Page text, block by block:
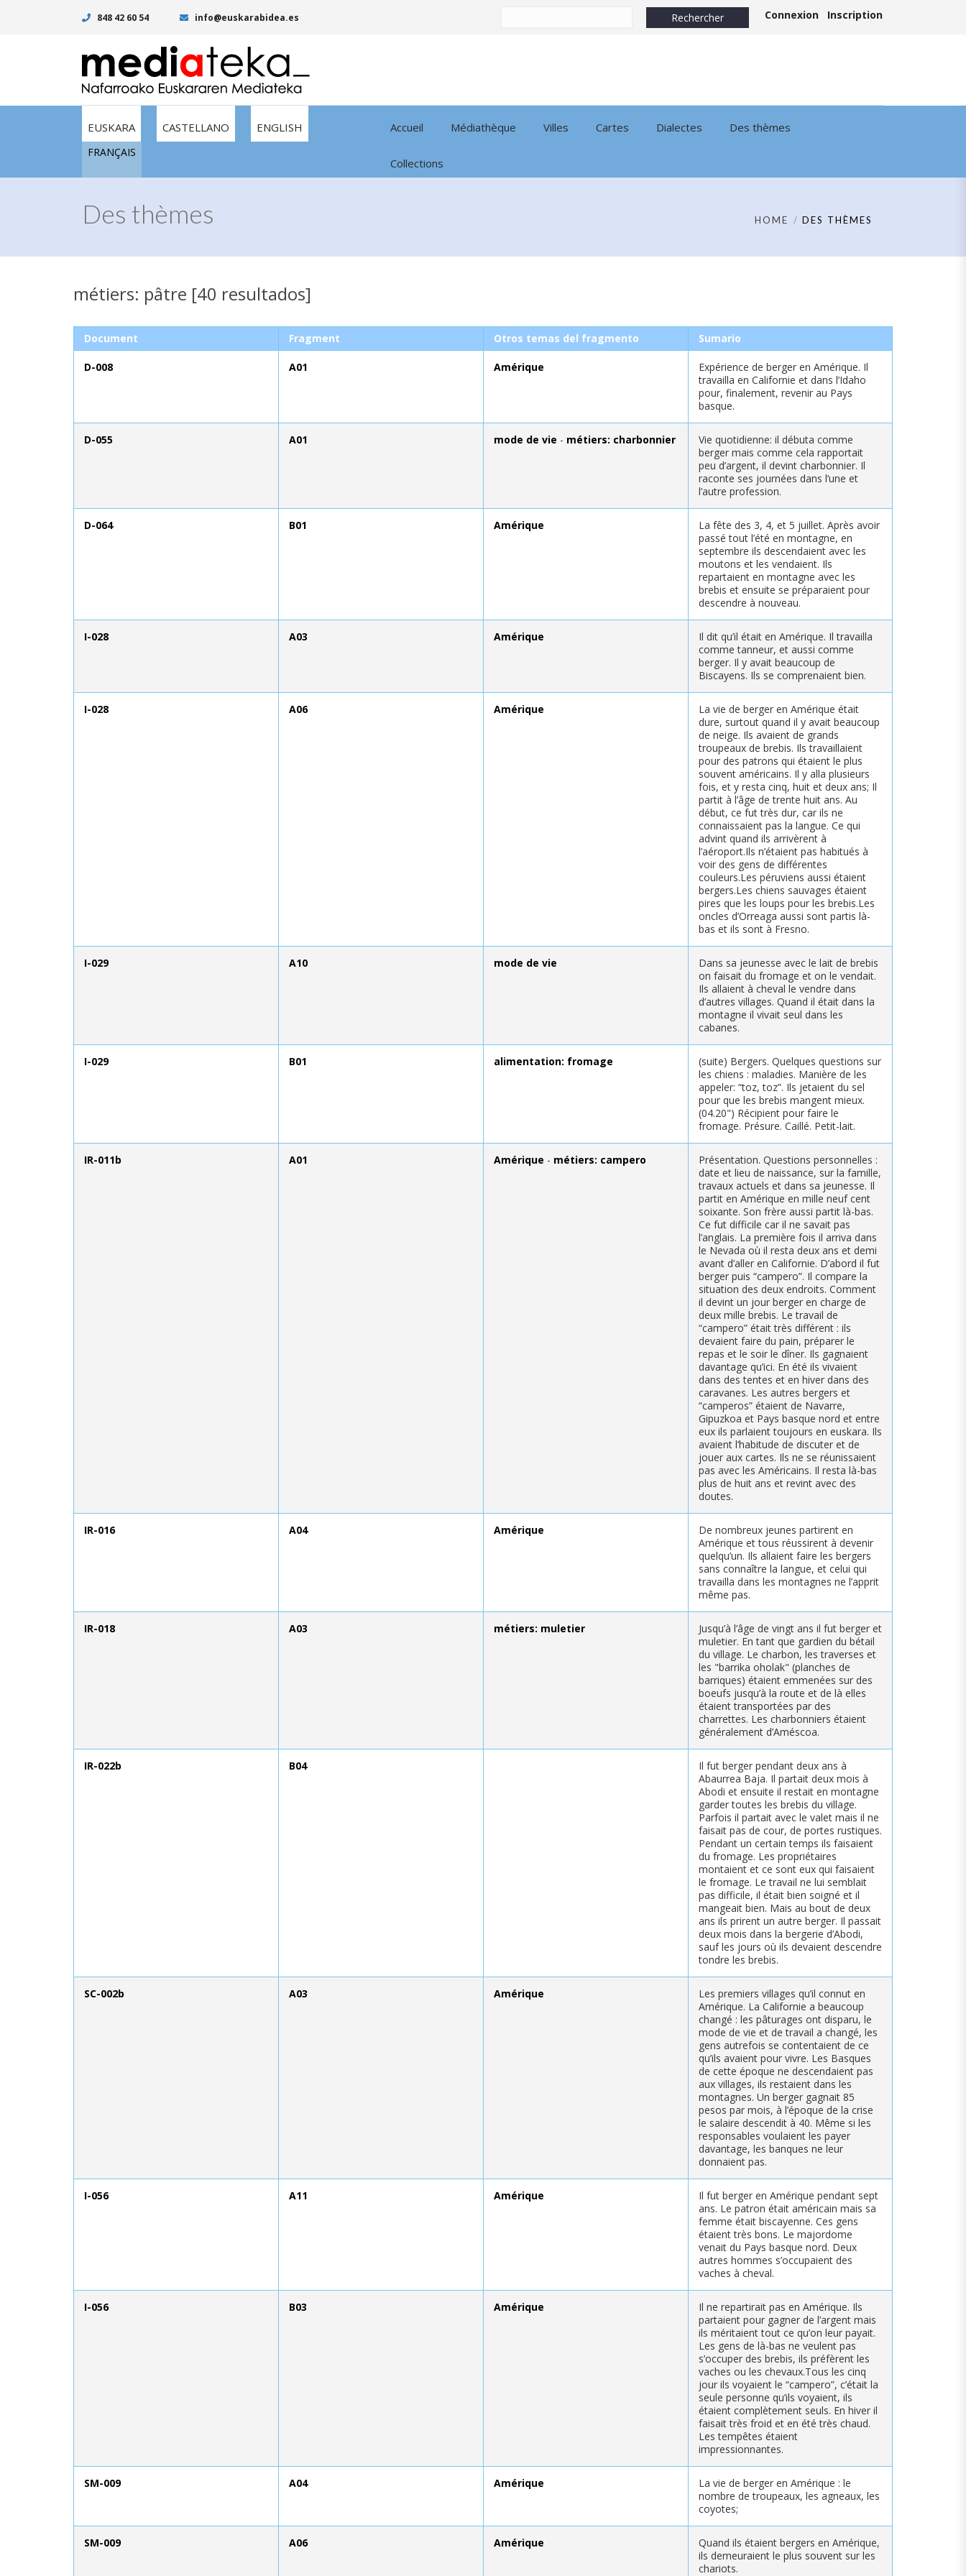
848 42 60 54 info@euskarabidea.es Connexion Inscription
EUSKARA CASTELLANO ENGLISH
FRANÇAIS
Accueil Médiathèque Villes Cartes Dialectes Des thèmes
Collections
Des thèmes HOME DES THÈMES
métiers: pâtre [40 resultados]
Document Fragment Otros temas del fragmento Sumario
D-008 A01 Amérique
Expérience de berger en Amérique. Il
travailla en Californie et dans l’Idaho
pour, finalement, revenir au Pays
basque.
D-055 A01 mode de vie - métiers: charbonnier
Vie quotidienne: il débuta comme
berger mais comme cela rapportait
peu d’argent, il devint charbonnier. Il
raconte ses journées dans l’une et
l’autre profession.
D-064 B01 Amérique
La fête des 3, 4, et 5 juillet. Après avoir
passé tout l’été en montagne, en
septembre ils descendaient avec les
moutons et les vendaient. Ils
repartaient en montagne avec les
brebis et ensuite se préparaient pour
descendre à nouveau.
I-028 A03 Amérique
Il dit qu’il était en Amérique. Il travailla
comme tanneur, et aussi comme
berger. Il y avait beaucoup de
Biscayens. Ils se comprenaient bien.
I-028 A06 Amérique
La vie de berger en Amérique était
dure, surtout quand il y avait beaucoup
de neige. Ils avaient de grands
troupeaux de brebis. Ils travaillaient
pour des patrons qui étaient le plus
souvent américains. Il y alla plusieurs
fois, et y resta cinq, huit et deux ans; Il
partit à l’âge de trente huit ans. Au
début, ce fut très dur, car ils ne
connaissaient pas la langue. Ce qui
advint quand ils arrivèrent à
l’aéroport.Ils n’étaient pas habitués à
voir des gens de différentes
couleurs.Les péruviens aussi étaient
bergers.Les chiens sauvages étaient
pires que les loups pour les brebis.Les
oncles d’Orreaga aussi sont partis là-
bas et ils sont à Fresno.
I-029 A10 mode de vie
Dans sa jeunesse avec le lait de brebis
on faisait du fromage et on le vendait.
Ils allaient à cheval le vendre dans
d’autres villages. Quand il était dans la
montagne il vivait seul dans les
cabanes.
I-029 B01 alimentation: fromage
(suite) Bergers. Quelques questions sur
les chiens : maladies. Manière de les
appeler: “toz, toz”. Ils jetaient du sel
pour que les brebis mangent mieux.
(04.20") Récipient pour faire le
fromage. Présure. Caillé. Petit-lait.
IR-011b A01 Amérique - métiers: campero
Présentation. Questions personnelles :
date et lieu de naissance, sur la famille,
travaux actuels et dans sa jeunesse. Il
partit en Amérique en mille neuf cent
soixante. Son frère aussi partit là-bas.
Ce fut difficile car il ne savait pas
l’anglais. La première fois il arriva dans
le Nevada où il resta deux ans et demi
avant d’aller en Californie. D’abord il fut
berger puis “campero”. Il compare la
situation des deux endroits. Comment
il devint un jour berger en charge de
deux mille brebis. Le travail de
“campero” était très différent : ils
devaient faire du pain, préparer le
repas et le soir le dîner. Ils gagnaient
davantage qu’ici. En été ils vivaient
dans des tentes et en hiver dans des
caravanes. Les autres bergers et
“camperos” étaient de Navarre,
Gipuzkoa et Pays basque nord et entre
eux ils parlaient toujours en euskara. Ils
avaient l’habitude de discuter et de
jouer aux cartes. Ils ne se réunissaient
pas avec les Américains. Il resta là-bas
plus de huit ans et revint avec des
doutes.
IR-016 A04 Amérique
De nombreux jeunes partirent en
Amérique et tous réussirent à devenir
quelqu’un. Ils allaient faire les bergers
sans connaître la langue, et celui qui
travailla dans les montagnes ne l’apprit
même pas.
IR-018 A03 métiers: muletier
Jusqu’à l’âge de vingt ans il fut berger et
muletier. En tant que gardien du bétail
du village. Le charbon, les traverses et
les "barrika oholak" (planches de
barriques) étaient emmenées sur des
boeufs jusqu’à la route et de là elles
étaient transportées par des
charrettes. Les charbonniers étaient
généralement d’Améscoa.
IR-022b B04
Il fut berger pendant deux ans à
Abaurrea Baja. Il partait deux mois à
Abodi et ensuite il restait en montagne
garder toutes les brebis du village.
Parfois il partait avec le valet mais il ne
faisait pas de cour, de portes rustiques.
Pendant un certain temps ils faisaient
du fromage. Les propriétaires
montaient et ce sont eux qui faisaient
le fromage. Le travail ne lui semblait
pas difficile, il était bien soigné et il
mangeait bien. Mais au bout de deux
ans ils prirent un autre berger. Il passait
deux mois dans la bergerie d’Abodi,
sauf les jours où ils devaient descendre
tondre les brebis.
SC-002b A03 Amérique
Les premiers villages qu’il connut en
Amérique. La Californie a beaucoup
changé : les pâturages ont disparu, le
mode de vie et de travail a changé, les
gens autrefois se contentaient de ce
qu’ils avaient pour vivre. Les Basques
de cette époque ne descendaient pas
aux villages, ils restaient dans les
montagnes. Un berger gagnait 85
pesos par mois, à l’époque de la crise
le salaire descendit à 40. Même si les
responsables voulaient les payer
davantage, les banques ne leur
donnaient pas.
I-056 A11 Amérique
Il fut berger en Amérique pendant sept
ans. Le patron était américain mais sa
femme était biscayenne. Ces gens
étaient très bons. Le majordome
venait du Pays basque nord. Deux
autres hommes s’occupaient des
vaches à cheval.
I-056 B03 Amérique
Il ne repartirait pas en Amérique. Ils
partaient pour gagner de l’argent mais
ils méritaient tout ce qu’on leur payait.
Les gens de là-bas ne veulent pas
s’occuper des brebis, ils préfèrent les
vaches ou les chevaux.Tous les cinq
jour ils voyaient le “campero”, c’était la
seule personne qu’ils voyaient, ils
étaient complètement seuls. En hiver il
faisait très froid et en été très chaud.
Les tempêtes étaient
impressionnantes.
SM-009 A04 Amérique
La vie de berger en Amérique : le
nombre de troupeaux, les agneaux, les
coyotes;
SM-009 A06 Amérique
Quand ils étaient bergers en Amérique,
ils demeuraient le plus souvent sur les
chariots.